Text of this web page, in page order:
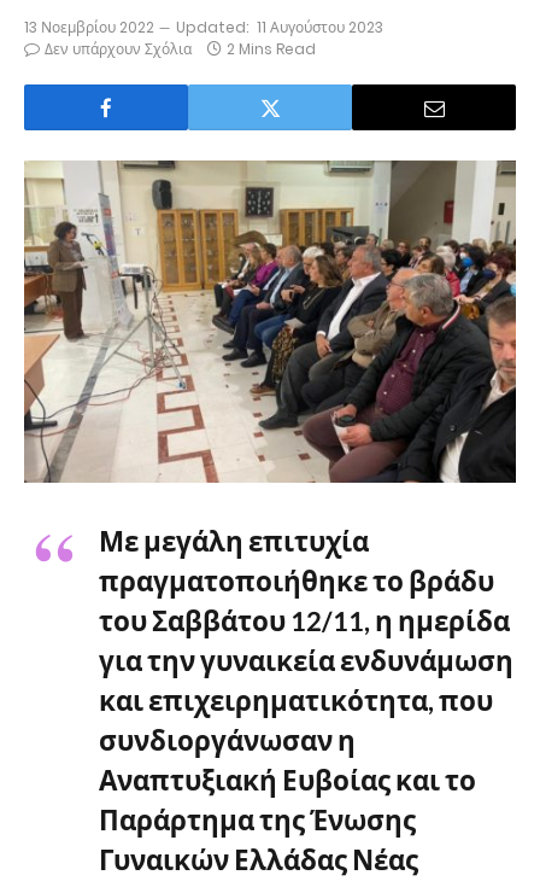
13 Νοεμβρίου 2022 Updated: 11 Αυγούστου 2023
Δεν υπάρχουν Σχόλια
2 Mins Read
Με μεγάλη επιτυχία
πραγματοποιήθηκε το βράδυ
του Σαββάτου 12/11, η ημερίδα
για την γυναικεία ενδυνάμωση
και επιχειρηματικότητα, που
συνδιοργάνωσαν η
Αναπτυξιακή Ευβοίας και το
Παράρτημα της Ένωσης
Γυναικών Ελλάδας Νέας